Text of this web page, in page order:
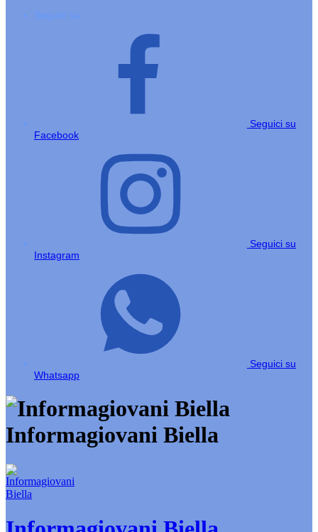
Seguici su
Seguici su
Facebook
Seguici su
Instagram
Seguici su
Whatsapp
Informagiovani Biella